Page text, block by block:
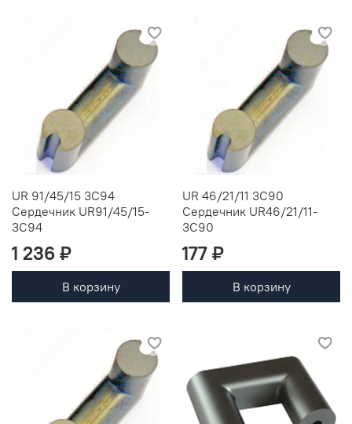
UR 91/45/15 3C94
Сердечник UR91/45/15-
3C94
1 236 ₽
В корзину
UR 46/21/11 3C90
Сердечник UR46/21/11-
3C90
177 ₽
В корзину